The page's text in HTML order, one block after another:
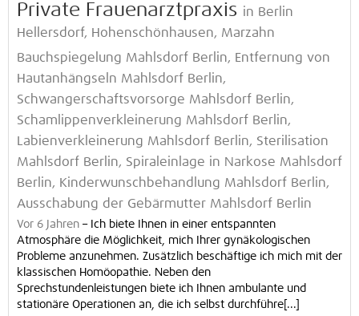
Private Frauenarztpraxis in Berlin
Hellersdorf, Hohenschönhausen, Marzahn
Bauchspiegelung Mahlsdorf Berlin, Entfernung von
Hautanhängseln Mahlsdorf Berlin,
Schwangerschaftsvorsorge Mahlsdorf Berlin,
Schamlippenverkleinerung Mahlsdorf Berlin,
Labienverkleinerung Mahlsdorf Berlin, Sterilisation
Mahlsdorf Berlin, Spiraleinlage in Narkose Mahlsdorf
Berlin, Kinderwunschbehandlung Mahlsdorf Berlin,
Ausschabung der Gebärmutter Mahlsdorf Berlin
Vor 6 Jahren – Ich biete Ihnen in einer entspannten
Atmosphäre die Möglichkeit, mich Ihrer gynäkologischen
Probleme anzunehmen. Zusätzlich beschäftige ich mich mit der
klassischen Homöopathie. Neben den
Sprechstundenleistungen biete ich Ihnen ambulante und
stationäre Operationen an, die ich selbst durchführe[...]